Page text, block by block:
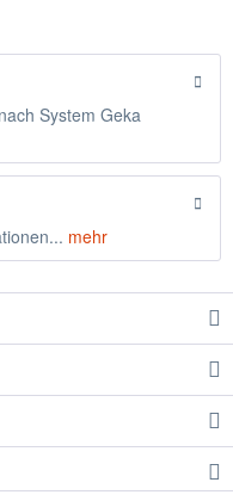
System Geka
mehr